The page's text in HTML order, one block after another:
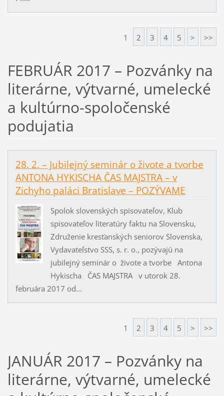
1 2 3 4 5 > >>
FEBRUÁR 2017 – Pozvánky na
literárne, výtvarné, umelecké
a kultúrno-spoločenské
podujatia
28. 2. – Jubilejný seminár o živote a tvorbe
ANTONA HYKISCHA ČAS MAJSTRA – v
Zichyho paláci Bratislave – POZÝVAME
Spolok slovenských spisovateľov, Klub
spisovateľov literatúry faktu na Slovensku,
Združenie kresťanských seniorov Slovenska,
Vydavateľstvo SSS, s. r. o., pozývajú na
jubilejný seminár o živote a tvorbe Antona
Hykischa ČAS MAJSTRA v utorok 28.
februára 2017 od...
1 2 3 4 5 > >>
JANUÁR 2017 – Pozvánky na
literárne, výtvarné, umelecké